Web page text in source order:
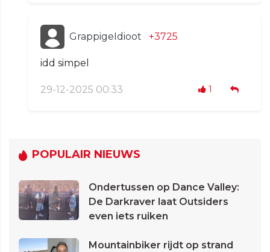
GrappigeIdioot +3725
idd simpel
29-12-2025 00:33 1
POPULAIR NIEUWS
Ondertussen op Dance Valley:
De Darkraver laat Outsiders
even iets ruiken
Mountainbiker rijdt op strand